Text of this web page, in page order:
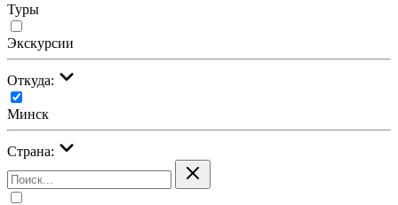
Туры
Экскурсии
Откуда:
Минск
Страна: